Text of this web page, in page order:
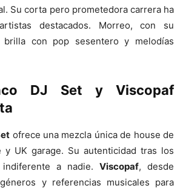
Su corta pero prometedora carrera ha
destacados. Morreo, con su
brilla con pop sesentero y melodías
DJ Set y Viscopaf
ofrece una mezcla única de house de
y UK garage. Su autenticidad tras los
a nadie. Viscopaf, desde
y referencias musicales para